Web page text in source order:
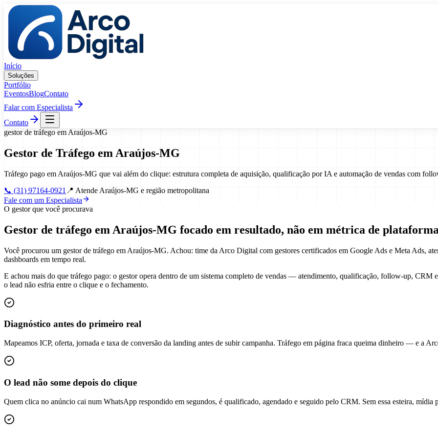
Pular para o conteúdo
Início
Soluções
Portfólio
EventosBlogContato
Falar com Especialista
Contato
gestor de tráfego em Araújos-MG
Gestor de Tráfego em Araújos-MG
Tráfego pago em Araújos-MG que vai além do clique: estrutura completa de aquisição, qualificação por IA e automação de vendas com
📞 (31) 97164-0921 📍 Atende Araújos-MG e região metropolitana
Fale com um Especialista
O gestor que você procurava
Gestor de tráfego em Araújos-MG focado em resultado, não em métrica de
Você procurou um gestor de tráfego em Araújos-MG. Achou: time da Arco Digital com gestores certificados em Google Ads e Meta Ads,
dashboards em tempo real.
E achou mais do que tráfego pago: o gestor opera dentro de um sistema completo de vendas — atendimento, qualificação, follow-up,
o lead não esfria entre o clique e o fechamento.
Diagnóstico antes do primeiro real
Mapeamos ICP, oferta, jornada e taxa de conversão da landing antes de subir campanha. Tráfego em página fraca queima dinheiro — e a
O lead não some depois do clique
Quem clica no anúncio cai num WhatsApp respondido em segundos, é qualificado, agendado e seguido pelo CRM. Sem essa esteira, mídia